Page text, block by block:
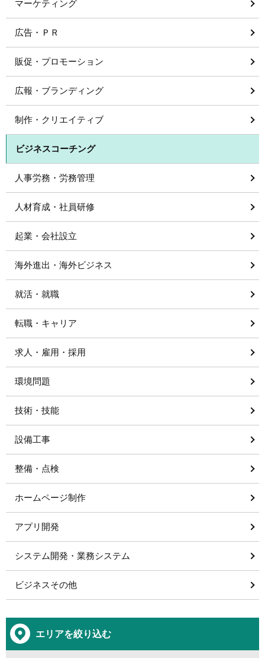
マーケティング
広告・ＰＲ
販促・プロモーション
広報・ブランディング
制作・クリエイティブ
ビジネスコーチング
人事労務・労務管理
人材育成・社員研修
起業・会社設立
海外進出・海外ビジネス
就活・就職
転職・キャリア
求人・雇用・採用
環境問題
技術・技能
設備工事
整備・点検
ホームページ制作
アプリ開発
システム開発・業務システム
ビジネスその他
エリアを絞り込む